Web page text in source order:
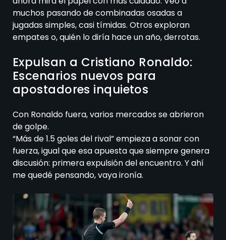
muchos pasando de combinadas osadas a
jugadas simples, casi tímidas. Otros exploran
empates o, quién lo diría hace un año, derrotas.
Expulsan a Cristiano Ronaldo:
Escenarios nuevos para
apostadores inquietos
Con Ronaldo fuera, varios mercados se abrieron
de golpe.
“Más de 1.5 goles del rival” empieza a sonar con
fuerza, igual que esa apuesta que siempre genera
discusión: primera expulsión del encuentro. Y ahí
me quedé pensando, vaya ironía.